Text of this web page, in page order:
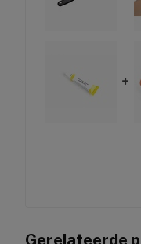
+
Gerelateerde